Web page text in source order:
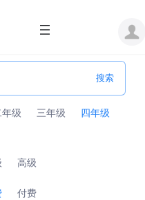
级 三年级
四年级
高级
付费